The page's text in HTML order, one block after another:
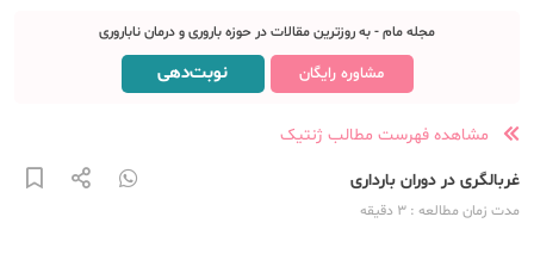
مجله مام - به روزترین مقالات در حوزه باروری و درمان ناباروری
مشاوره رایگان نوبت‌دهی
مشاهده فهرست مطالب ژنتیک
غربالگری در دوران بارداری
مدت زمان مطالعه : 3 دقیقه